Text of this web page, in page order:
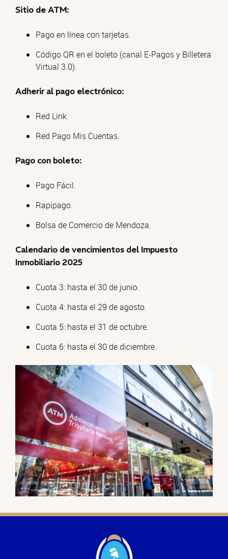
Sitio de ATM:
Pago en línea con tarjetas.
Código QR en el boleto (canal E-Pagos y Billetera
Virtual 3.0).
Adherir al pago electrónico:
Red Link.
Red Pago Mis Cuentas.
Pago con boleto:
Pago Fácil.
Rapipago.
Bolsa de Comercio de Mendoza.
Calendario de vencimientos del Impuesto
Inmobiliario 2025
Cuota 3: hasta el 30 de junio.
Cuota 4: hasta el 29 de agosto.
Cuota 5: hasta el 31 de octubre.
Cuota 6: hasta el 30 de diciembre.